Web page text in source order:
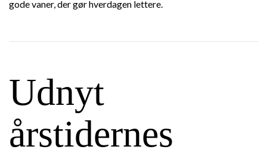
gode vaner, der gør hverdagen lettere.
Udnyt
årstidernes